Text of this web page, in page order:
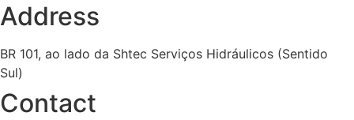
Address
BR 101, ao lado da Shtec Serviços Hidráulicos (Sentido
Sul)
Contact